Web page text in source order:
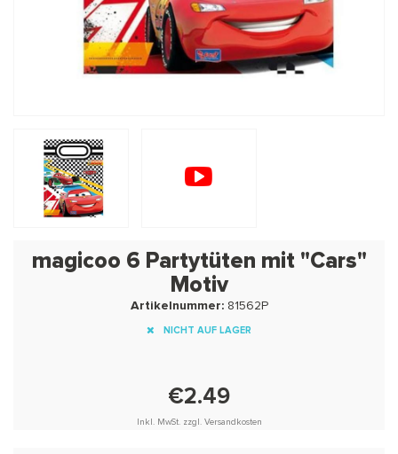
magicoo 6 Partytüten mit "Cars"
Motiv
Artikelnummer:81562P
NICHT AUF LAGER
€2.49
Inkl. MwSt. zzgl. Versandkosten